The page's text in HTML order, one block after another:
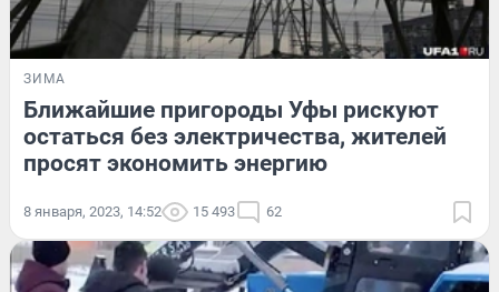
ЗИМА
Ближайшие пригороды Уфы рискуют
остаться без электричества, жителей
просят экономить энергию
8 января, 2023, 14:52 15 493 62